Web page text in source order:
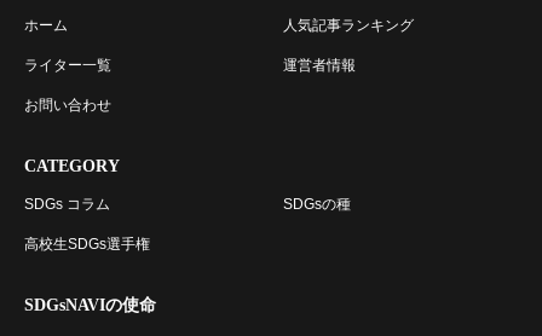
ホーム 人気記事ランキング
ライター一覧 運営者情報
お問い合わせ
CATEGORY
SDGs コラム SDGsの種
高校生SDGs選手権
SDGsNAVIの使命